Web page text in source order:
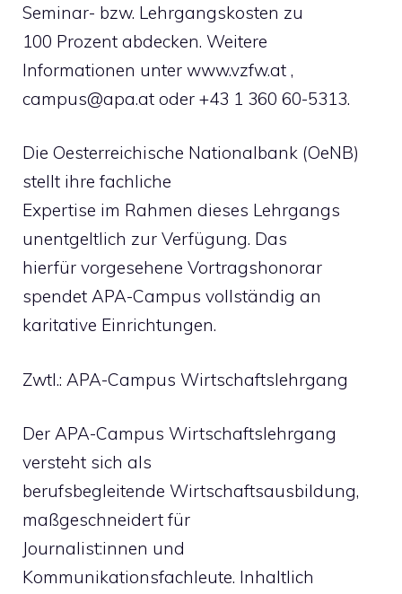
Seminar- bzw. Lehrgangskosten zu
100 Prozent abdecken. Weitere
Informationen unter www.vzfw.at ,
campus@apa.at oder +43 1 360 60-5313.
Die Oesterreichische Nationalbank (OeNB)
stellt ihre fachliche
Expertise im Rahmen dieses Lehrgangs
unentgeltlich zur Verfügung. Das
hierfür vorgesehene Vortragshonorar
spendet APA-Campus vollständig an
karitative Einrichtungen.
Zwtl.: APA-Campus Wirtschaftslehrgang
Der APA-Campus Wirtschaftslehrgang
versteht sich als
berufsbegleitende Wirtschaftsausbildung,
maßgeschneidert für
Journalist:innen und
Kommunikationsfachleute. Inhaltlich